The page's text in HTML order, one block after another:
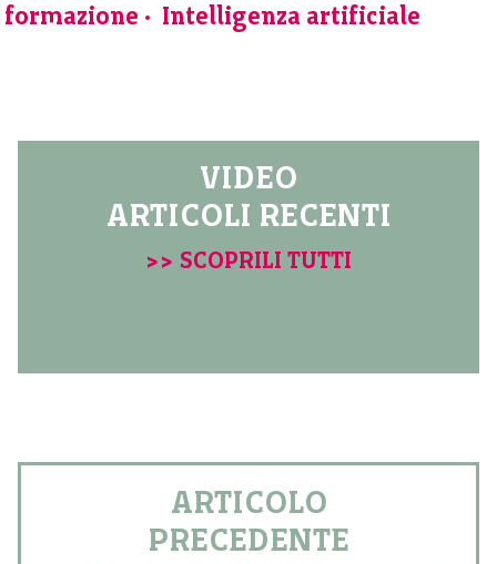
formazione
Intelligenza artificiale
VIDEO
ARTICOLI RECENTI
>> SCOPRILI TUTTI
ARTICOLO
PRECEDENTE